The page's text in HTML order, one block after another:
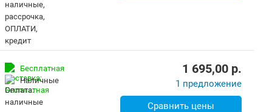
Бесплатная
наличные
1 695,00 p.
1 предложение
Сравнить цены